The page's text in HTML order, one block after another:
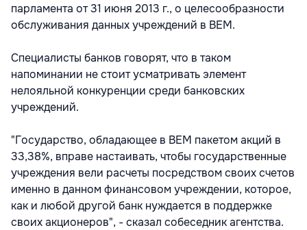
парламента от 31 июня 2013 г., о целесообразности
обслуживания данных учреждений в ВЕМ.
Специалисты банков говорят, что в таком
напоминании не стоит усматривать элемент
нелояльной конкуренции среди банковских
учреждений.
"Государство, обладающее в ВЕМ пакетом акций в
33,38%, вправе настаивать, чтобы государственные
учреждения вели расчеты посредством своих счетов
именно в данном финансовом учреждении, которое,
как и любой другой банк нуждается в поддержке
своих акционеров", - сказал собеседник агентства.